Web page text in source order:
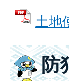
土地
防